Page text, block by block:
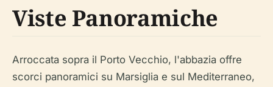
Viste Panoramiche
Arroccata sopra il Porto Vecchio, l'abbazia offre
scorci panoramici su Marsiglia e sul Mediterraneo,